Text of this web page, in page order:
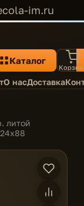
im.ru
Каталог
О насДоставка
литой